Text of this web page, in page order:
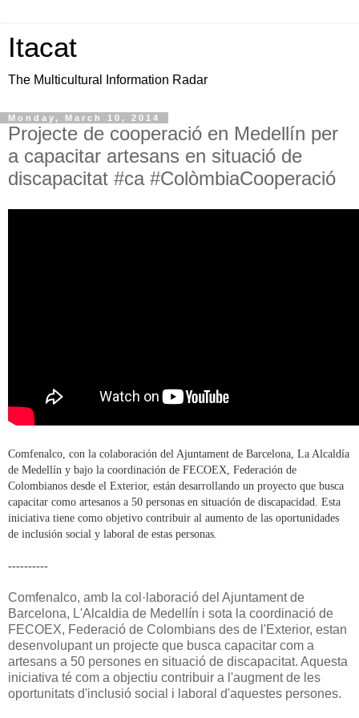
Itacat
The Multicultural Information Radar
Monday, March 10, 2014
Projecte de cooperació en Medellín per
a capacitar artesans en situació de
discapacitat #ca #ColòmbiaCooperació
Comfenalco, con la colaboración del Ajuntament de Barcelona, La Alcaldía
de Medellín y bajo la coordinación de FECOEX, Federación de
Colombianos desde el Exterior, están desarrollando un proyecto que busca
capacitar como artesanos a 50 personas en situación de discapacidad. Esta
iniciativa tiene como objetivo contribuir al aumento de las oportunidades
de inclusión social y laboral de estas personas.
----------
Comfenalco, amb la col·laboració del Ajuntament de
Barcelona, L'Alcaldia de Medellín i sota la coordinació de
FECOEX, Federació de Colombians des de l'Exterior, estan
desenvolupant un projecte que busca capacitar com a
artesans a 50 persones en situació de discapacitat. Aquesta
iniciativa té com a objectiu contribuir a l'augment de les
oportunitats d'inclusió social i laboral d'aquestes persones.